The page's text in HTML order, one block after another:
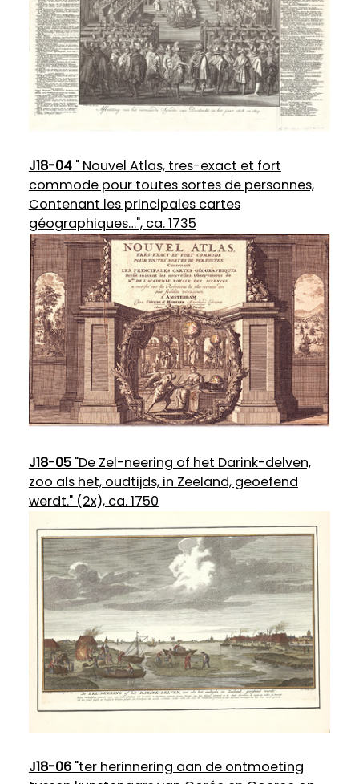
J18-04" Nouvel Atlas, tres-exact et fort
commode pour toutes sortes de personnes,
Contenant les principales cartes
géographiques…", ca. 1735
J18-05"De Zel-neering of het Darink-delven,
zoo als het, oudtijds, in Zeeland, geoefend
werdt." (2x), ca. 1750
J18-06"ter herinnering aan de ontmoeting